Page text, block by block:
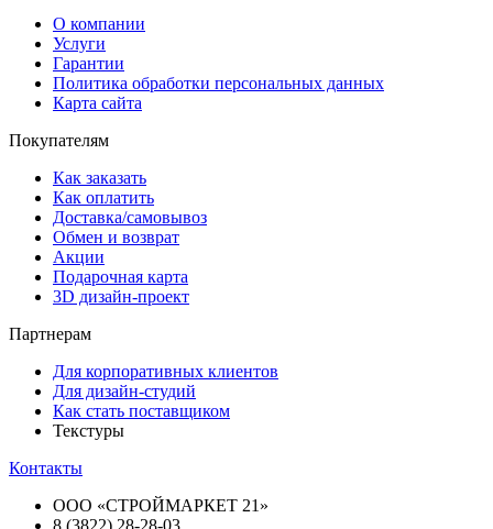
О компании
Услуги
Гарантии
Политика обработки персональных данных
Карта сайта
Покупателям
Как заказать
Как оплатить
Доставка/самовывоз
Обмен и возврат
Акции
Подарочная карта
3D дизайн-проект
Партнерам
Для корпоративных клиентов
Для дизайн-студий
Как стать поставщиком
Текстуры
Контакты
ООО «СТРОЙМАРКЕТ 21»
8 (3822) 28-28-03